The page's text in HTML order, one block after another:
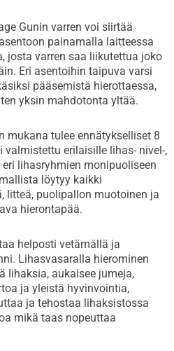
Gunin varren voi siirtää
painamalla laitteessa
josta varren saa liikutettua joko
Eri asentoihin taipuva varsi
pääsemistä hierottaessa,
yksin mahdotonta yltää.
mukana tulee ennätykselliset 8
erilaisille lihas- nivel-,
lihasryhmien monipuoliseen
löytyy kaikki
litteä, puolipallon muotoinen ja
hierontapää.
helposti vetämällä ja
Lihasvasaralla hierominen
lihaksia, aukaisee jumeja,
ja yleistä hyvinvointia,
ja tehostaa lihaksistossa
mikä taas nopeuttaa